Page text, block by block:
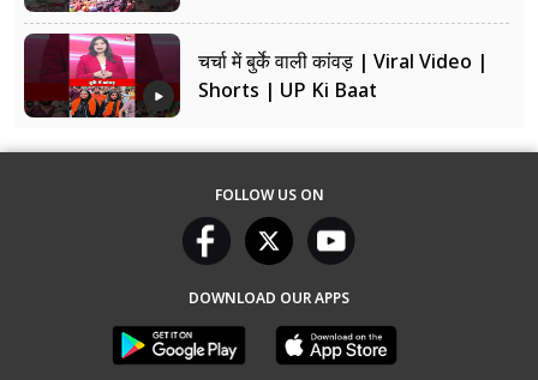
चर्चा में बुर्के वाली कांवड़ | Viral Video |
Shorts | UP Ki Baat
FOLLOW US ON
DOWNLOAD OUR APPS